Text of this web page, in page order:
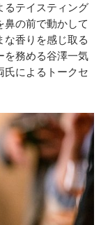
テイスティング
鼻の前で動かして
香りを感じ取る
を務める谷澤一気
氏によるトークセ